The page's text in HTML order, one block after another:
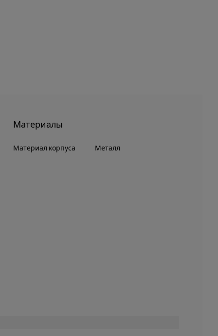
Материалы
Материал корпуса Металл